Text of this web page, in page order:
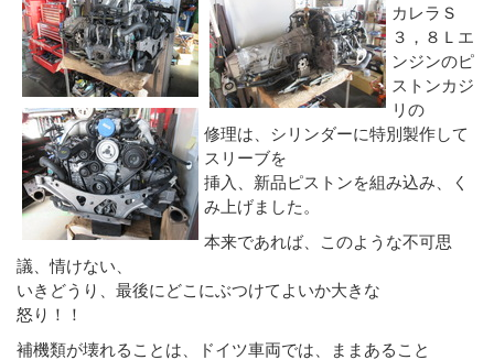
カレラＳ
３，８Ｌエ
ンジンのピ
ストンカジ
リの
修理は、シリンダーに特別製作して
スリーブを
挿入、新品ピストンを組み込み、く
み上げました。
本来であれば、このような不可思
議、情けない、
いきどうり、最後にどこにぶつけてよいか大きな
怒り！！
補機類が壊れることは、ドイツ車両では、ままあること